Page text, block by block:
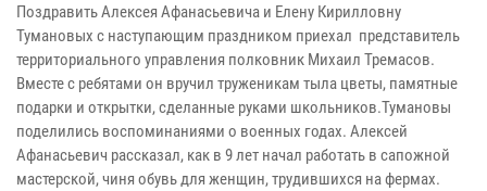
Поздравить Алексея Афанасьевича и Елену Кирилловну
Тумановых с наступающим праздником приехал представитель
территориального управления полковник Михаил Тремасов.
Вместе с ребятами он вручил труженикам тыла цветы, памятные
подарки и открытки, сделанные руками школьников.Тумановы
поделились воспоминаниями о военных годах. Алексей
Афанасьевич рассказал, как в 9 лет начал работать в сапожной
мастерской, чиня обувь для женщин, трудившихся на фермах.